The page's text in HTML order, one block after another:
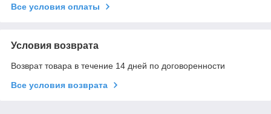
Все условия оплаты
Условия возврата
Возврат товара в течение 14 дней по договоренности
Все условия возврата